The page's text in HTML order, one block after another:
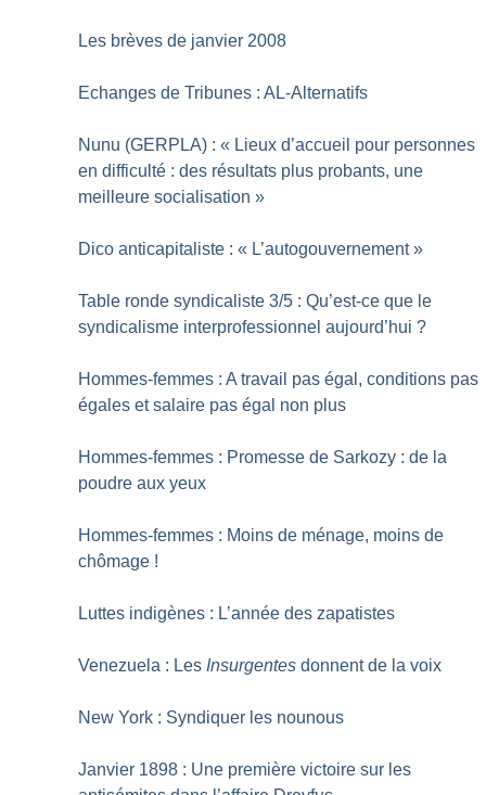
Les brèves de janvier 2008
Echanges de Tribunes : AL-Alternatifs
Nunu (GERPLA) : « Lieux d’accueil pour personnes
en difficulté : des résultats plus probants, une
meilleure socialisation »
Dico anticapitaliste : « L’autogouvernement »
Table ronde syndicaliste 3/5 : Qu’est-ce que le
syndicalisme interprofessionnel aujourd’hui ?
Hommes-femmes : A travail pas égal, conditions pas
égales et salaire pas égal non plus
Hommes-femmes : Promesse de Sarkozy : de la
poudre aux yeux
Hommes-femmes : Moins de ménage, moins de
chômage !
Luttes indigènes : L’année des zapatistes
Venezuela : Les Insurgentes donnent de la voix
New York : Syndiquer les nounous
Janvier 1898 : Une première victoire sur les